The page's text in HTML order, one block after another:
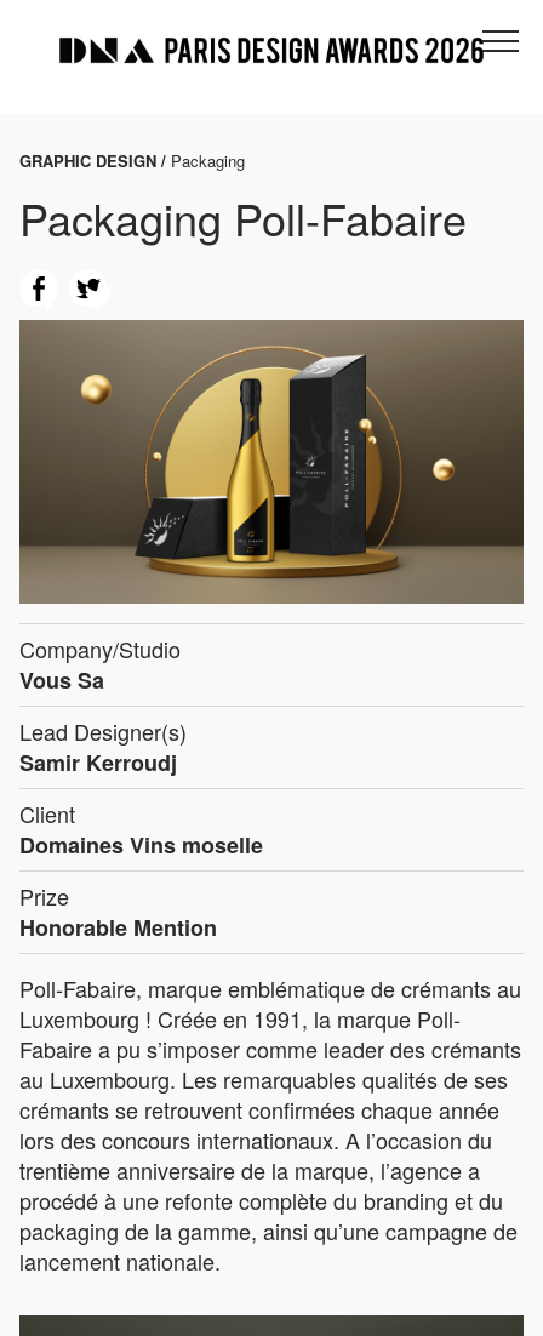
GRAPHIC DESIGN / Packaging
Packaging Poll-Fabaire
Company/Studio
Vous Sa
Lead Designer(s)
Samir Kerroudj
Client
Domaines Vins moselle
Prize
Honorable Mention
Poll-Fabaire, marque emblématique de crémants au
Luxembourg ! Créée en 1991, la marque Poll-
Fabaire a pu s’imposer comme leader des crémants
au Luxembourg. Les remarquables qualités de ses
crémants se retrouvent confirmées chaque année
lors des concours internationaux. A l’occasion du
trentième anniversaire de la marque, l’agence a
procédé à une refonte complète du branding et du
packaging de la gamme, ainsi qu’une campagne de
lancement nationale.